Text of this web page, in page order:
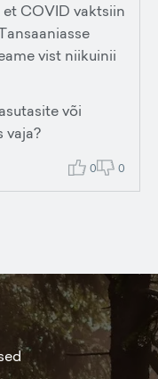
COVID vaktsiin
vist niikuinii
või
vaja?
0 0